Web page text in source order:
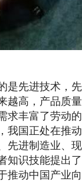
先进技术，
越高，产品质
求丰富了劳动
我国正处在推
先进制造业、
知识技能提出
推动中国产业